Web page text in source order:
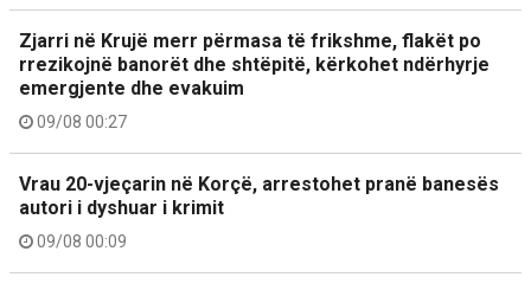
Zjarri në Krujë merr përmasa të frikshme, flakët po
rrezikojnë banorët dhe shtëpitë, kërkohet ndërhyrje
emergjente dhe evakuim
09/08 00:27
Vrau 20-vjeçarin në Korçë, arrestohet pranë banesës
autori i dyshuar i krimit
09/08 00:09